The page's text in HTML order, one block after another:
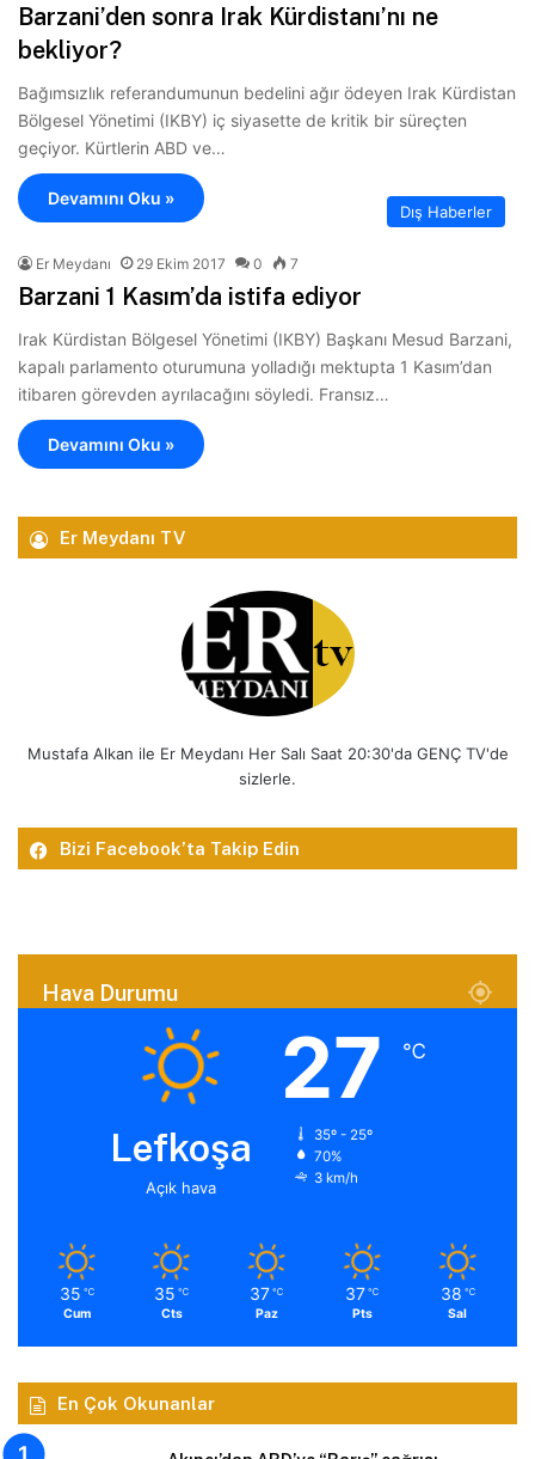
Barzani’den sonra Irak Kürdistanı’nı ne
bekliyor?
Bağımsızlık referandumunun bedelini ağır ödeyen Irak Kürdistan
Bölgesel Yönetimi (IKBY) iç siyasette de kritik bir süreçten
geçiyor. Kürtlerin ABD ve…
Devamını Oku »
Dış Haberler
Er Meydanı 29 Ekim 2017 0 7
Barzani 1 Kasım’da istifa ediyor
Irak Kürdistan Bölgesel Yönetimi (IKBY) Başkanı Mesud Barzani,
kapalı parlamento oturumuna yolladığı mektupta 1 Kasım’dan
itibaren görevden ayrılacağını söyledi. Fransız…
Devamını Oku »
Er Meydanı TV
Mustafa Alkan ile Er Meydanı Her Salı Saat 20:30'da GENÇ TV'de
sizlerle.
Bizi Facebook’ta Takip Edin
Hava Durumu
Lefkoşa
Açık hava
27 ℃
35º - 25º
70%
3 km/h
35 ℃
Cum
35 ℃
Cts
37 ℃
Paz
37 ℃
Pts
38 ℃
Sal
En Çok Okunanlar